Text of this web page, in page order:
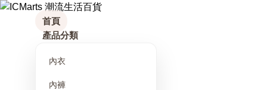
首頁
產品分類
內衣
內褲